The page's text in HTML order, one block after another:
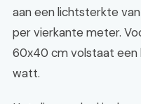
aan een lichtsterkte
per vierkante meter.
60x40 cm volstaat
watt.